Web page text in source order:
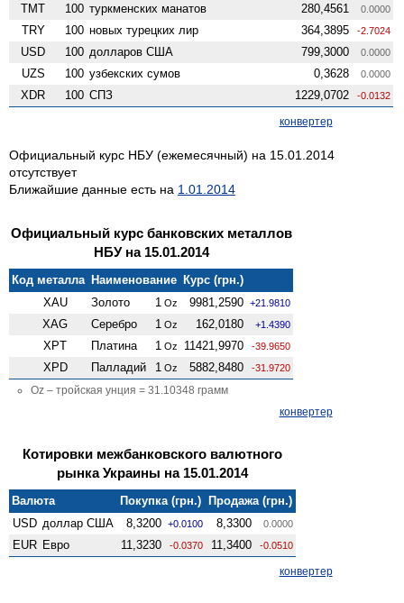
TMT 100 туркменских манатов 280,4561 0.0000
TRY 100 новых турецких лир 364,3895 -2.7024
USD 100 долларов США 799,3000 0.0000
UZS 100 узбекских сумов 0,3628 0.0000
XDR 100 СПЗ 1229,0702 -0.0132
конвертер
Официальный курс НБУ (ежемесячный) на 15.01.2014
отсутствует
Ближайшие данные есть на 1.01.2014
Официальный курс банковских металлов
НБУ на 15.01.2014
Код металла Наименование Курс (грн.)
XAU
Золото 1 Oz 9981,2590 +21.9810
XAG Серебро 1 Oz 162,0180 +1.4390
XPT Платина 1 Oz 11421,9970 -39.9650
XPD Палладий 1 Oz 5882,8480 -31.9720
Oz – тройская унция = 31.10348 грамм
конвертер
Котировки межбанковского валютного
рынка Украины на 15.01.2014
Валюта Покупка (грн.) Продажа (грн.)
USD доллар США 8,3200 +0.0100 8,3300 0.0000
EUR Евро 11,3230 -0.0370 11,3400 -0.0510
конвертер